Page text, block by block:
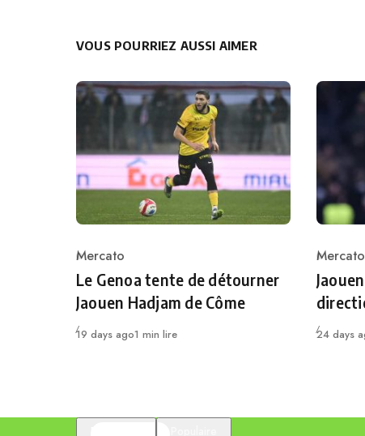
VOUS POURRIEZ AUSSI AIMER
Category
Mercato
Le Genoa tente de détourner
Jaouen Hadjam de Côme
Publié
19 days ago1 min lire
Category
Mercato
Publié
24 days